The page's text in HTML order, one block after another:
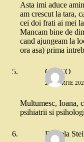
Asta imi aduce
am crescut la tara,
cei doi frati ai mei
Mancam bine de
cand ajungeam la
ora asa) prima
ONICO
24 MARTIE
Multumesc, Ioana,
psihiatrii si
Daniela